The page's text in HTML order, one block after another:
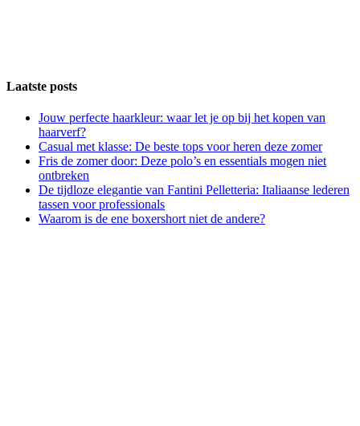
Laatste posts
Jouw perfecte haarkleur: waar let je op bij het kopen van
haarverf?
Casual met klasse: De beste tops voor heren deze zomer
Fris de zomer door: Deze polo’s en essentials mogen niet
ontbreken
De tijdloze elegantie van Fantini Pelletteria: Italiaanse lederen
tassen voor professionals
Waarom is de ene boxershort niet de andere?